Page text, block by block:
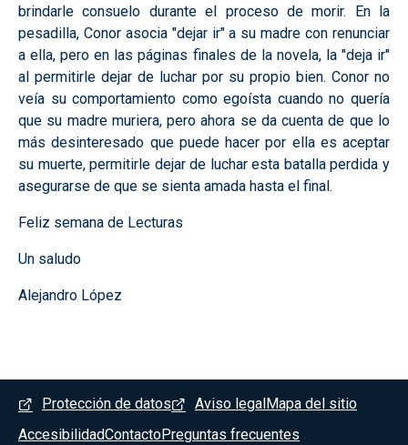
brindarle consuelo durante el proceso de morir. En la
pesadilla, Conor asocia "dejar ir" a su madre con renunciar
a ella, pero en las páginas finales de la novela, la "deja ir"
al permitirle dejar de luchar por su propio bien. Conor no
veía su comportamiento como egoísta cuando no quería
que su madre muriera, pero ahora se da cuenta de que lo
más desinteresado que puede hacer por ella es aceptar
su muerte, permitirle dejar de luchar esta batalla perdida y
asegurarse de que se sienta amada hasta el final.
Feliz semana de Lecturas
Un saludo
Alejandro López
Menú del pie
Protección de datos Aviso legal Mapa del sitio
AccesibilidadContactoPreguntas frecuentes